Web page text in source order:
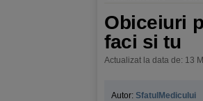
Obiceiuri
faci si tu
Actualizat la data de: 13
Autor: SfatulMedicului